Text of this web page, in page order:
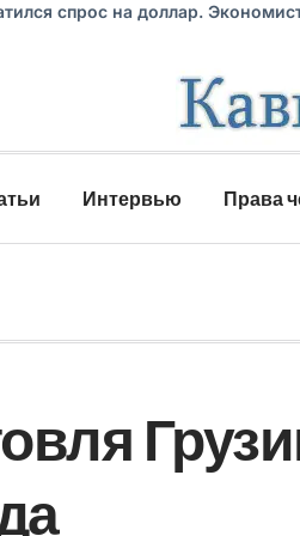
спрос на доллар.
Интервью Права